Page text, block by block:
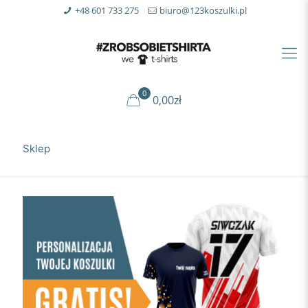
+48 601 733 275 biuro@123koszulki.pl
0 0,00zł
Sklep